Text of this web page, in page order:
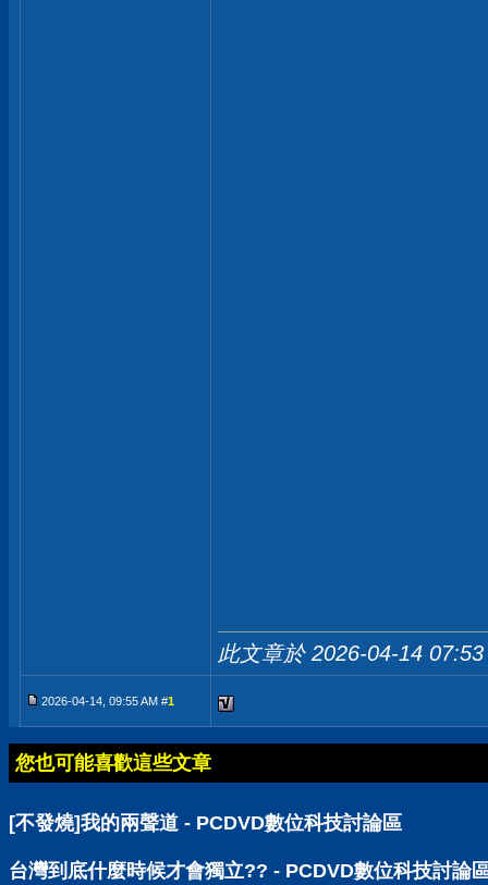
此文章於 2026-04-14
2026-04-14, 09:55 AM #1
您也可能喜歡這些文章
[不發燒]我的兩聲道 - PCDVD數位科技討論區
台灣到底什麼時候才會獨立?? - PCDVD數位科技討論